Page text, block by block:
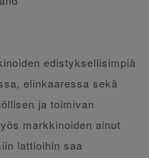
edistyksellisimpiä
elinkaaressa sekä
ja toimivan
markkinoiden ainut
lattioihin saa